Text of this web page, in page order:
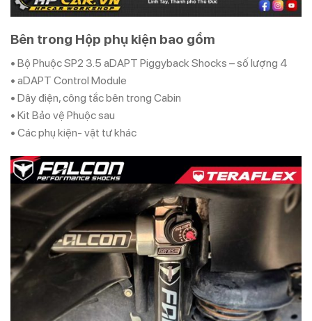
Bên trong Hộp phụ kiện bao gồm
• Bộ Phuộc SP2 3.5 aDAPT Piggyback Shocks – số lượng 4
• aDAPT Control Module
• Dây điện, công tắc bên trong Cabin
• Kit Bảo vệ Phuộc sau
• Các phụ kiện- vật tư khác